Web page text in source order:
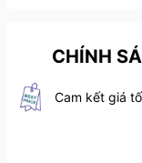
CHÍNH
Cam kết giá